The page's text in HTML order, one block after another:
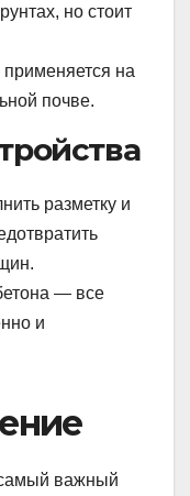
но стоит
на
почве.
разметку и
— все
и
важный